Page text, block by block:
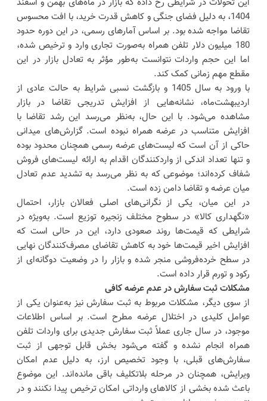
1404، به دلیل فضای جنگی و کاهش قدرت خرید، با افت محسوس
تقاضا مواجه شده بود. بر اساس آمارهای رسمی، در این دوره حدود
180 میلیون دلار تلفن همراه به‌صورت تجاری وارد و ترخیص شده،
اما این حجم واردات نتوانست به‌طور مؤثر به تعادل بازار در این
مقطع مهم زمانی کمک کند.
با ورود به سال 1405 و بازگشت نسبی شرایط به حالت عادی از
اردیبهشت‌ماه، نشانه‌هایی از افزایش تدریجی تقاضا در بازار
مشاهده می‌شود. با این حال، به‌نظر می‌رسد این رشد تقاضا با
افزایش متناسب در عرضه همراه نبوده است. گزارش‌های میدانی
حاکی از آن است که لیست‌های عرضه رسمی همچنان محدود بوده
و تنها تعداد اندکی از واردکنندگان اقدام به ارائه لیست‌های فروش
شفاف کرده‌اند؛ موضوعی که به نظر می‌رسد به تشدید عدم تعادل
میان عرضه و تقاضا دامن زده است.
در این میان، یکی از نگرانی‌های اصلی فعالان بازار، احتمال
«نگهداری کالا» در سطوح مختلف زنجیره توزیع است. به‌ویژه در
شرایطی که قیمت‌ها روند صعودی دارد، این در حالی است که
افزایش اخیر قیمت‌ها خود به کاهش تقاضای مصرف‌کنندگان نهایی
در سطح خرده‌فروشی منجر شده و بازار را در وضعیت دوگانه‌ای از
رکود و تورم قرار داده است.
مشکلات ثبت سفارش در عدم عرضه کافی
از سوی دیگر، مشکلات مربوط به ثبت سفارش نیز به‌عنوان یکی از
عوامل کلیدی در اختلال عرضه مطرح است. بر اساس اطلاعات
موجود، در سال جاری عملاً ثبت سفارش جدیدی برای واردات تلفن
همراه انجام نشده و گفته می‌شود بخش قابل توجهی از ثبت
سفارش‌های قبلی، با وجود تخصیص ارز، به دلیل عدم امکان
ویرایش، همچنان در مرحله بلاتکلیف باقی مانده‌اند. این موضوع
باعث شده بخشی از کالاهای وارداتی امکان ترخیص پیدا نکنند و در